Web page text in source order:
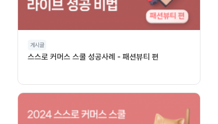
게시글
스스로 커머스 스쿨 성공사례 - 패션뷰티 편